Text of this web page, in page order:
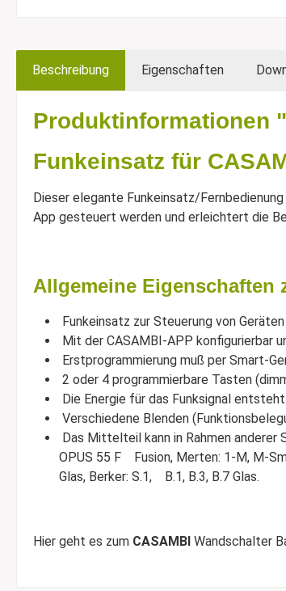
Beschreibung Eigenschaften
Produktinformationen
Funkeinsatz für
Dieser elegante Funkeinsatz/Fernbedienung |
App gesteuert werden und erleichtert die
Allgemeine Eigenschaften
Funkeinsatz zur Steuerung von
Mit der CASAMBI-APP konfigurierbar
Erstprogrammierung muß per Smart-
2 oder 4 programmierbare Tasten
Die Energie für das Funksignal
Verschiedene Blenden
Das Mittelteil kann in Rahmen anderer
OPUS 55 F Fusion, Merten: 1-M, M-
Glas, Berker: S.1, B.1, B.3, B.7 Glas.
Hier geht es zum CASAMBI Wandschalter